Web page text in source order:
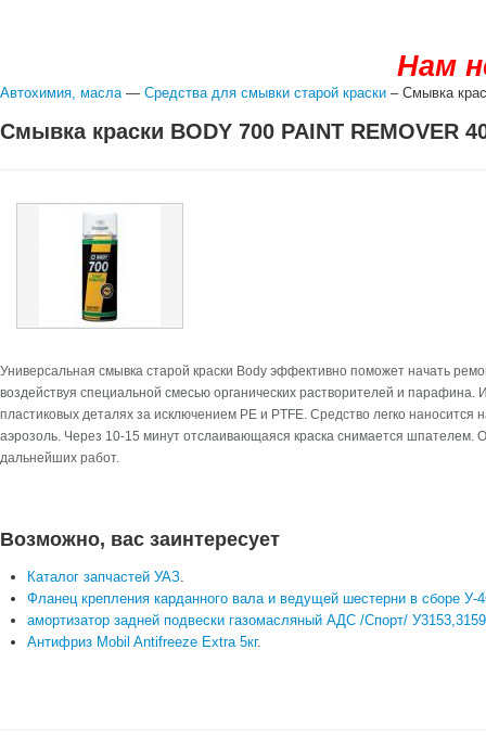
Нам
Автохимия, масла— Средства для смывки старой краски – Смывка
Смывка краски BODY 700 PAINT REMOVER
Универсальная смывка старой краски Body эффективно поможет начать
воздействуя специальной смесью органических растворителей и
пластиковых деталях за исключением PE и PTFE. Средство легко
аэрозоль. Через 10-15 минут отслаивающаяся краска снимается
дальнейших работ.
Возможно, вас заинтересует
Каталог запчастей УАЗ.
Фланец крепления карданного вала и ведущей шестерни в сборе У-
амортизатор задней подвески газомасляный АДС /Спорт/
Антифриз Mobil Antifreeze Extra 5кг.